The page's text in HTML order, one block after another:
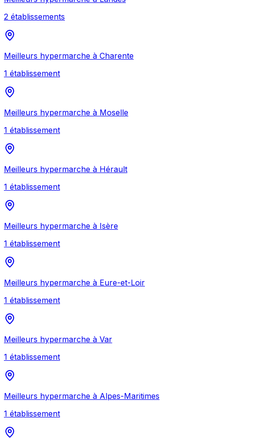
2 établissements
Meilleurs hypermarche à Charente
1 établissement
Meilleurs hypermarche à Moselle
1 établissement
Meilleurs hypermarche à Hérault
1 établissement
Meilleurs hypermarche à Isère
1 établissement
Meilleurs hypermarche à Eure-et-Loir
1 établissement
Meilleurs hypermarche à Var
1 établissement
Meilleurs hypermarche à Alpes-Maritimes
1 établissement